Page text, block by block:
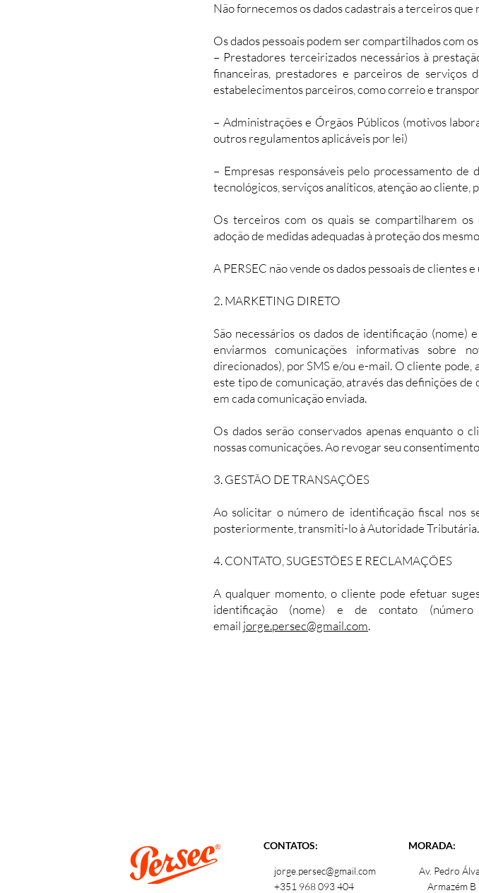
Não fornecemos os dados cadastrais a terceiros que
Os dados pessoais podem ser compartilhados com
– Prestadores terceirizados necessários à
financeiras, prestadores e parceiros de
estabelecimentos parceiros, como correio e
– Administrações e Órgãos Públicos (motivos
outros regulamentos aplicáveis por lei)
– Empresas responsáveis pelo processamento
tecnológicos, serviços analíticos, atenção ao cliente,
Os terceiros com os quais se compartilharem
adoção de medidas adequadas à proteção dos
A PERSEC não vende os dados pessoais de clientes
2. MARKETING DIRETO
São necessários os dados de identificação
enviarmos comunicações informativas sobre
direcionados), por SMS e/ou e-mail. O cliente
este tipo de comunicação, através das definições
em cada comunicação enviada.
Os dados serão conservados apenas enquanto o
nossas comunicações. Ao revogar seu
3. GESTÃO DE TRANSAÇÕES
Ao solicitar o número de identificação fiscal nos
posteriormente, transmiti-lo à Autoridade Tributária.
4. CONTATO, SUGESTÕES E RECLAMAÇÕES
A qualquer momento, o cliente pode efetuar
identificação (nome) e de contato
email jorge.persec@gmail.com.
CONTATOS:
jorge.persec@gmail.com
+351 968 093 404
MORADA:
Av. Pedro
Armazém B